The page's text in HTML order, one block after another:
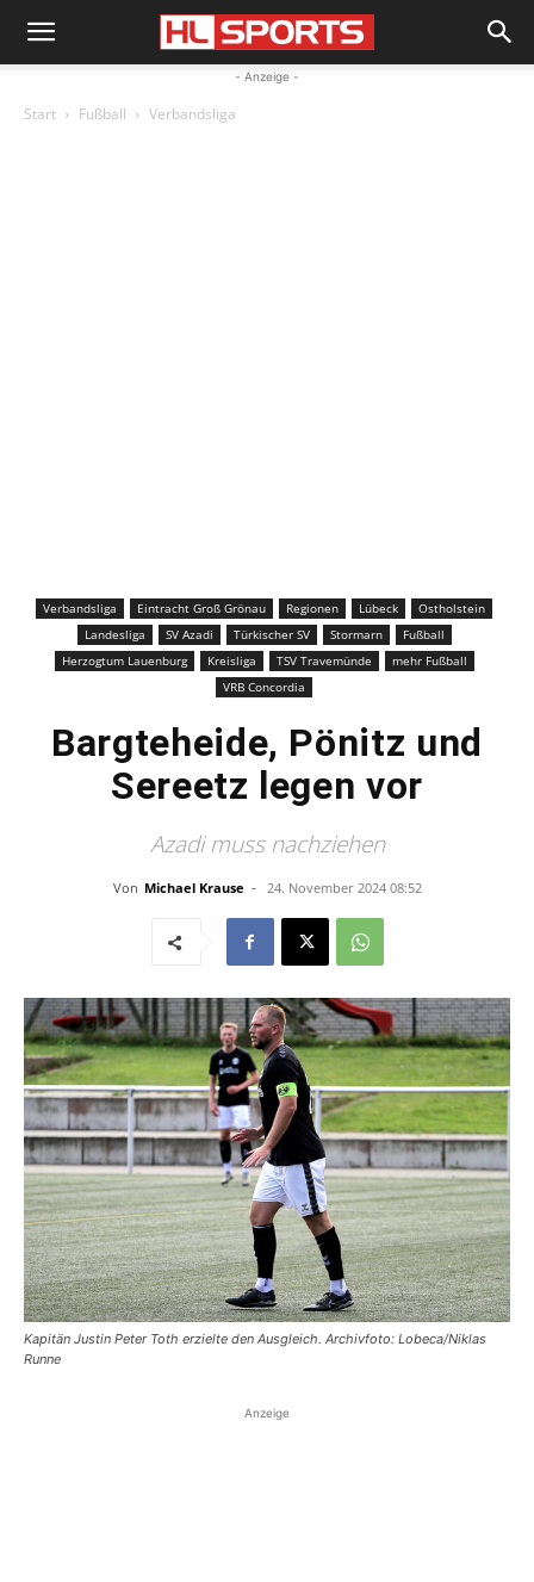
- Anzeige -
Start Fußball Verbandsliga
Verbandsliga Eintracht Groß Grönau Regionen Lübeck
Ostholstein
Landesliga
SV Azadi Türkischer SV Stormarn
Fußball
Herzogtum Lauenburg
Kreisliga TSV Travemünde
mehr Fußball
VRB Concordia
Bargteheide, Pönitz und
Sereetz legen vor
Azadi muss nachziehen
Von Michael Krause - 24. November 2024 08:52
Kapitän Justin Peter Toth erzielte den Ausgleich. Archivfoto: Lobeca/Niklas
Runne
Anzeige